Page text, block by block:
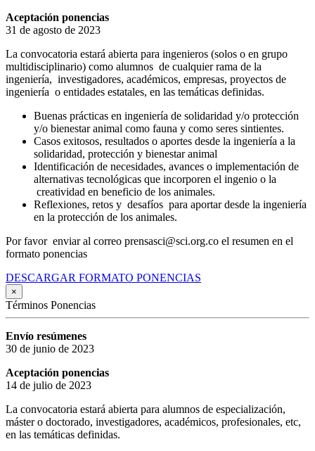
Aceptación ponencias
31 de agosto de 2023
La convocatoria estará abierta para ingenieros (solos o en grupo
multidisciplinario) como alumnos de cualquier rama de la
ingeniería, investigadores, académicos, empresas, proyectos de
ingeniería o entidades estatales, en las temáticas definidas.
Buenas prácticas en ingeniería de solidaridad y/o protección
y/o bienestar animal como fauna y como seres sintientes.
Casos exitosos, resultados o aportes desde la ingeniería a la
solidaridad, protección y bienestar animal
Identificación de necesidades, avances o implementación de
alternativas tecnológicas que incorporen el ingenio o la
creatividad en beneficio de los animales.
Reflexiones, retos y desafíos para aportar desde la ingeniería
en la protección de los animales.
Por favor enviar al correo prensasci@sci.org.co el resumen en el
formato ponencias
DESCARGAR FORMATO PONENCIAS
×
Términos Ponencias
Envío resúmenes
30 de junio de 2023
Aceptación ponencias
14 de julio de 2023
La convocatoria estará abierta para alumnos de especialización,
máster o doctorado, investigadores, académicos, profesionales, etc,
en las temáticas definidas.